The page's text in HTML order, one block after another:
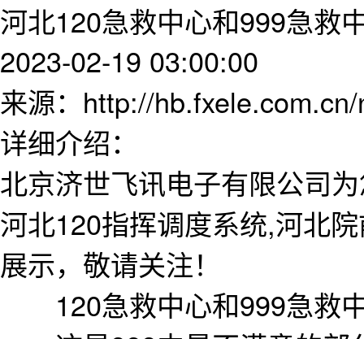
河北120急救中心和999急救
2023-02-19 03:00:00
来源：http://
详细介绍：
北京济世飞讯电子有限公司
河北120指挥调度系统,河北
展示，敬请关注！
120急救中心和999急救